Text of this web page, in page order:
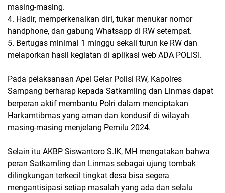
masing-masing.
4. Hadir, memperkenalkan diri, tukar menukar nomor
handphone, dan gabung Whatsapp di RW setempat.
5. Bertugas minimal 1 minggu sekali turun ke RW dan
melaporkan hasil kegiatan di aplikasi web ADA POLISI.
Pada pelaksanaan Apel Gelar Polisi RW, Kapolres
Sampang berharap kepada Satkamling dan Linmas dapat
berperan aktif membantu Polri dalam menciptakan
Harkamtibmas yang aman dan kondusif di wilayah
masing-masing menjelang Pemilu 2024.
Selain itu AKBP Siswantoro S.IK, MH mengatakan bahwa
peran Satkamling dan Linmas sebagai ujung tombak
dilingkungan terkecil tingkat desa bisa segera
mengantisipasi setiap masalah yang ada dan selalu